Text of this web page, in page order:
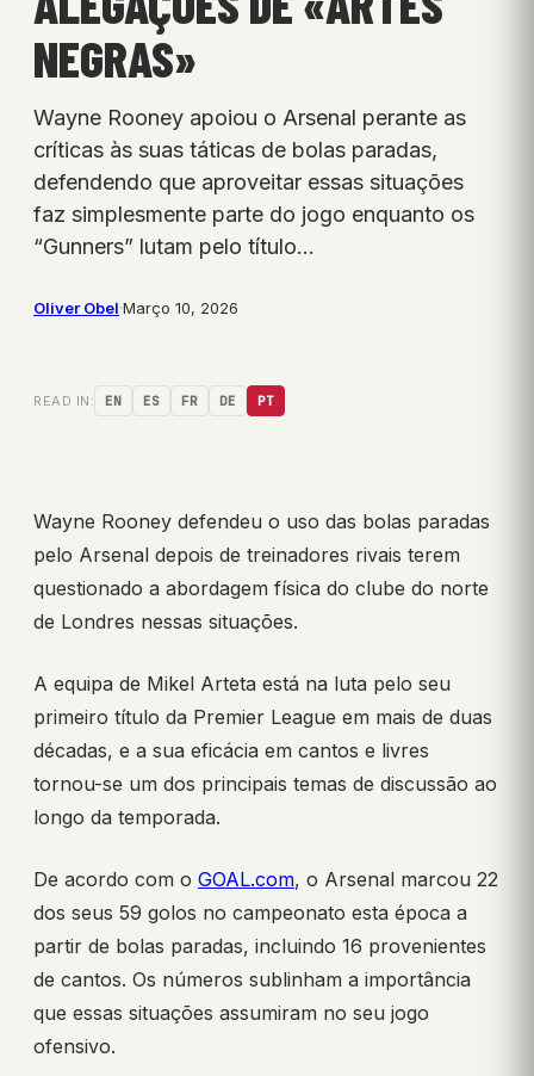
NEGRAS»
Wayne Rooney apoiou o Arsenal perante as
críticas às suas táticas de bolas paradas,
defendendo que aproveitar essas situações
faz simplesmente parte do jogo enquanto os
“Gunners” lutam pelo título…
Oliver Obel·Março 10, 2026
READ IN: EN ES FR DE PT
Wayne Rooney defendeu o uso das bolas paradas
pelo Arsenal depois de treinadores rivais terem
questionado a abordagem física do clube do norte
de Londres nessas situações.
A equipa de Mikel Arteta está na luta pelo seu
primeiro título da Premier League em mais de duas
décadas, e a sua eficácia em cantos e livres
tornou-se um dos principais temas de discussão ao
longo da temporada.
De acordo com o GOAL.com, o Arsenal marcou 22
dos seus 59 golos no campeonato esta época a
partir de bolas paradas, incluindo 16 provenientes
de cantos. Os números sublinham a importância
que essas situações assumiram no seu jogo
ofensivo.